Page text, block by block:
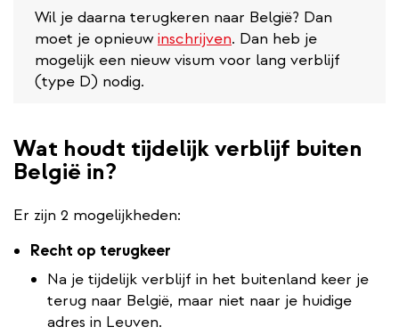
Wil je daarna terugkeren naar België? Dan
moet je opnieuw inschrijven. Dan heb je
mogelijk een nieuw visum voor lang verblijf
(type D) nodig.
Wat houdt tijdelijk verblijf buiten
België in?
Er zijn 2 mogelijkheden:
Recht op terugkeer
Na je tijdelijk verblijf in het buitenland keer je
terug naar België, maar niet naar je huidige
adres in Leuven.